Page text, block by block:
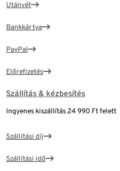
Utánvét
Bankkártya
PayPal
Előrefizetés
Szállítás & kézbesítés
Ingyenes kiszállítás 24 990 Ft felett
Szállítási díj
Szállítási idő